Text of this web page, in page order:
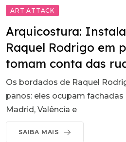
ART ATTACK
Arquicostura:
Raquel Rodrigo em
tomam conta das
Os bordados de Raquel
panos: eles ocupam
Madrid, Valência e
SAIBA MAIS